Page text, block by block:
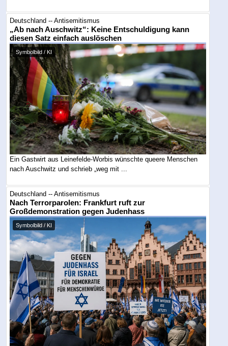
Deutschland -- Antisemitismus
„Ab nach Auschwitz“: Keine Entschuldigung kann
diesen Satz einfach auslöschen
Symbolbild / KI
Ein Gastwirt aus Leinefelde-Worbis wünschte queere Menschen
nach Auschwitz und schrieb „weg mit ...
Deutschland -- Antisemitismus
Nach Terrorparolen: Frankfurt ruft zur
Großdemonstration gegen Judenhass
Symbolbild / KI